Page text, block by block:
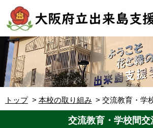
トップ 本校の取り組み 交流教育・学
交流教育・学校間交